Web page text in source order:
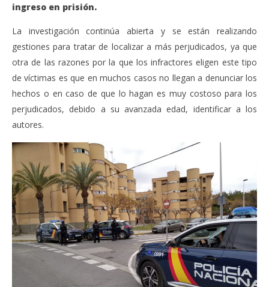
ingreso en prisión.
La investigación continúa abierta y se están realizando
gestiones para tratar de localizar a más perjudicados, ya que
otra de las razones por la que los infractores eligen este tipo
de víctimas es que en muchos casos no llegan a denunciar los
hechos o en caso de que lo hagan es muy costoso para los
perjudicados, debido a su avanzada edad, identificar a los
autores.